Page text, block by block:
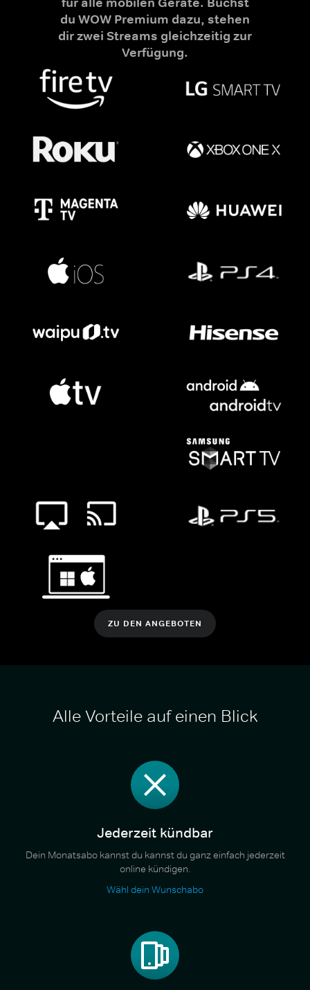
du WOW Premium dazu, stehen
dir zwei Streams gleichzeitig zur
Verfügung.
ZU DEN ANGEBOTEN
Alle Vorteile auf einen Blick
Jederzeit kündbar
Dein Monatsabo kannst du kannst du ganz einfach jederzeit
online kündigen.
Wähl dein Wunschabo